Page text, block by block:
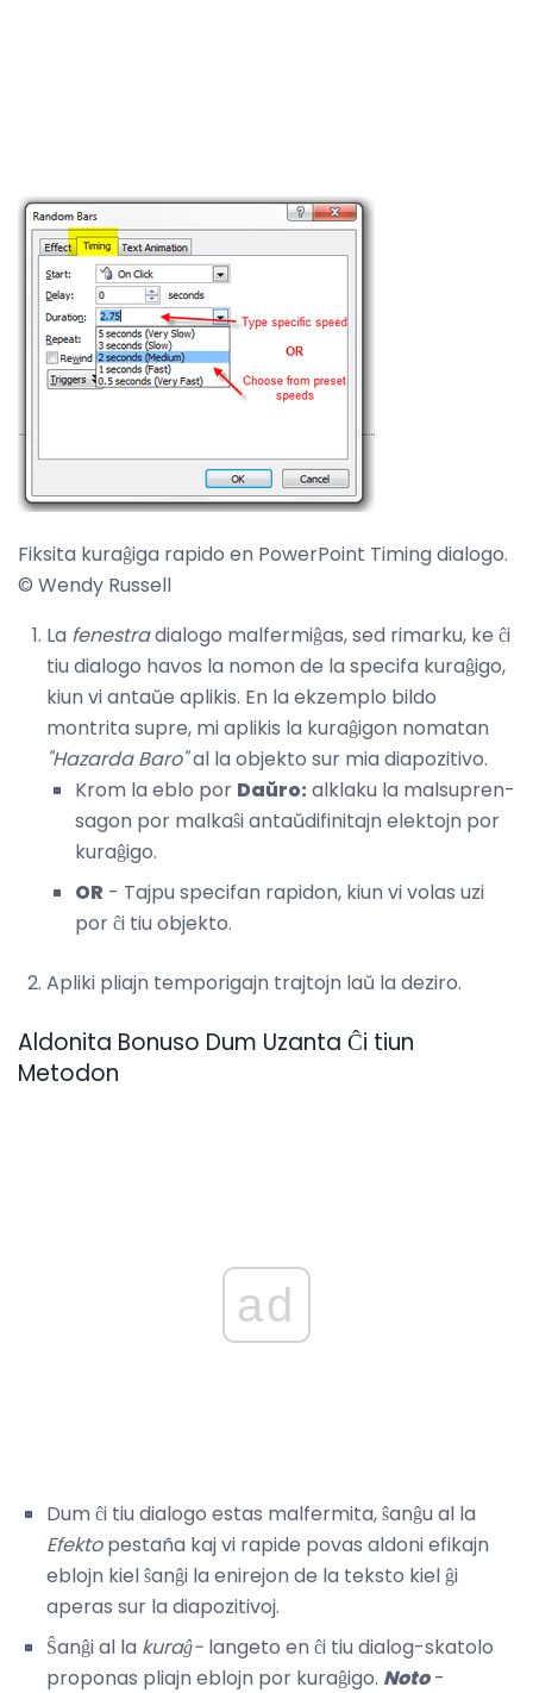
Fiksita kuraĝiga rapido en PowerPoint Timing dialogo.
© Wendy Russell
La fenestradialogo malfermiĝas, sed rimarku, ke ĉi
tiu dialogo havos la nomon de la specifa kuraĝigo,
kiun vi antaŭe aplikis. En la ekzemplo bildo
montrita supre, mi aplikis la kuraĝigon nomatan
"Hazarda Baro"al la objekto sur mia diapozitivo.
Krom la eblo por Daŭro: alklaku la malsupren-
sagon por malkaŝi antaŭdifinitajn elektojn por
kuraĝigo.
OR - Tajpu specifan rapidon, kiun vi volas uzi
por ĉi tiu objekto.
Apliki pliajn temporigajn trajtojn laŭ la deziro.
Aldonita Bonuso Dum Uzanta Ĉi tiun
Metodon
ad
Dum ĉi tiu dialogo estas malfermita, ŝanĝu al la
Efektopestaña kaj vi rapide povas aldoni efikajn
eblojn kiel ŝanĝi la enirejon de la teksto kiel ĝi
aperas sur la diapozitivoj.
Ŝanĝi al la kuraĝ- langeto en ĉi tiu dialog-skatolo
proponas pliajn eblojn por kuraĝigo. Noto-